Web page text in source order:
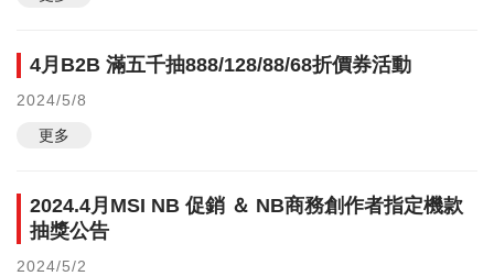
4月B2B 滿五千抽888/128/88/68折價券活動
2024/5/8
更多
2024.4月MSI NB 促銷 ＆ NB商務創作者指定機款
抽獎公告
2024/5/2